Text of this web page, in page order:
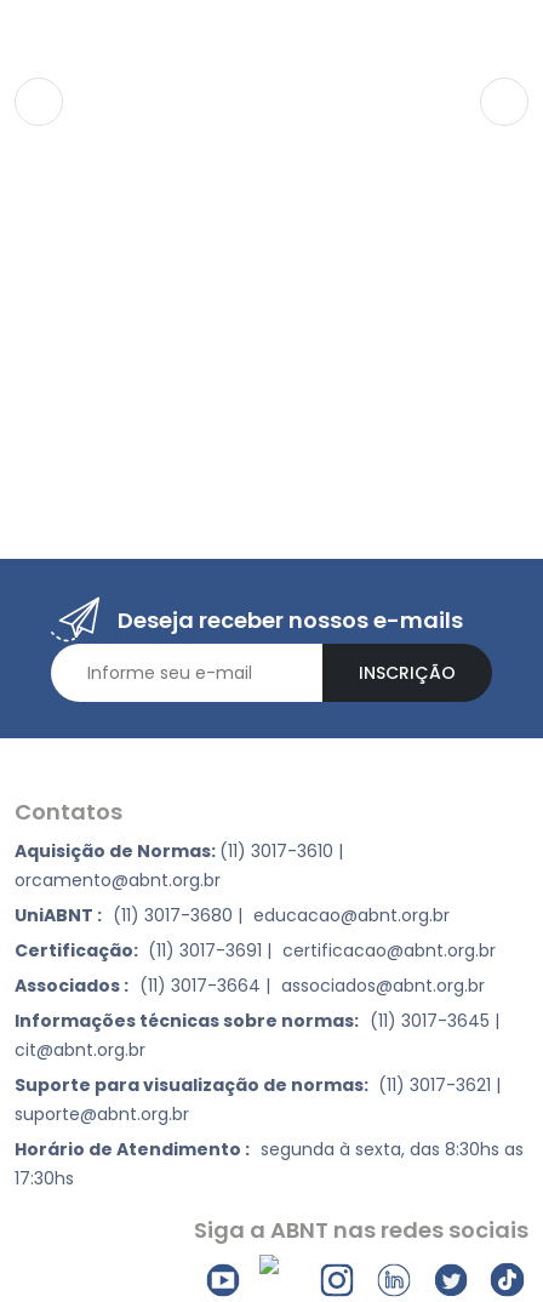
Deseja receber nossos e-mails
INSCRIÇÃO
Contatos
Aquisição de Normas: (11) 3017-3610 |
orcamento@abnt.org.br
UniABNT : (11) 3017-3680 | educacao@abnt.org.br
Certificação: (11) 3017-3691 | certificacao@abnt.org.br
Associados : (11) 3017-3664 | associados@abnt.org.br
Informações técnicas sobre normas: (11) 3017-3645 |
cit@abnt.org.br
Suporte para visualização de normas: (11) 3017-3621 |
suporte@abnt.org.br
Horário de Atendimento : segunda à sexta, das 8:30hs as
17:30hs
Siga a ABNT nas redes sociais